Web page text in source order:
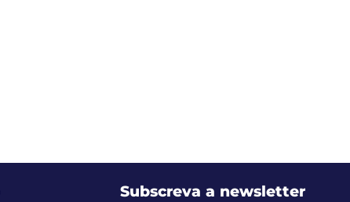
Subscreva a newsletter